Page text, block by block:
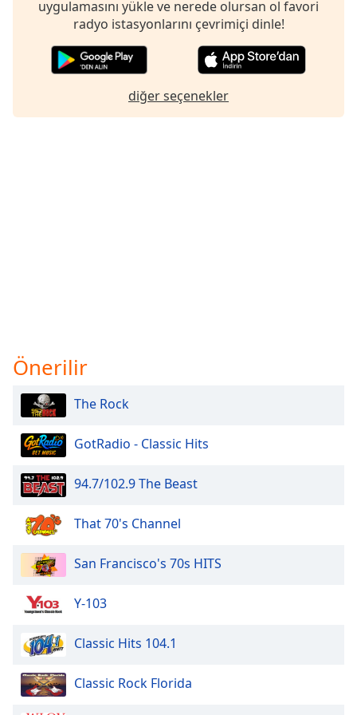
and
Opacity
Caption
Area
Background
Color
Opacity
Text
Style
uygulamasını yükle ve nerede olursan ol favori
radyo istasyonlarını çevrimiçi dinle!
diğer seçenekler
Önerilir
The Rock
GotRadio - Classic Hits
94.7/102.9 The Beast
That 70's Channel
San Francisco's 70s HITS
Y-103
Classic Hits 104.1
Classic Rock Florida